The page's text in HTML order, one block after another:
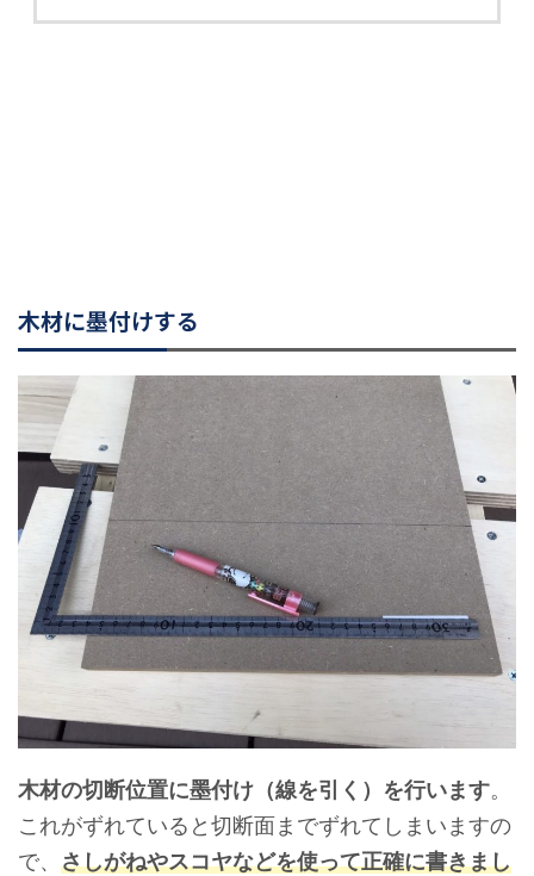
木材に墨付けする
木材の切断位置に墨付け（線を引く）を行います。
これがずれていると切断面までずれてしまいますの
で、 さしがねやスコヤなどを使って正確に書きまし